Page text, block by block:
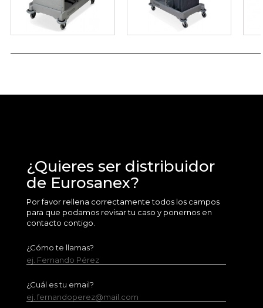
¿Quieres ser distribuidor
de Eurosanex?
Por favor rellena correctamente todos los campos
para que podamos revisar tu caso y ponernos en
contacto contigo.
¿Cómo te llamas?
ej. Fernando Pérez
¿Cuál es tu email?
ej. fernandoperez@mail.com